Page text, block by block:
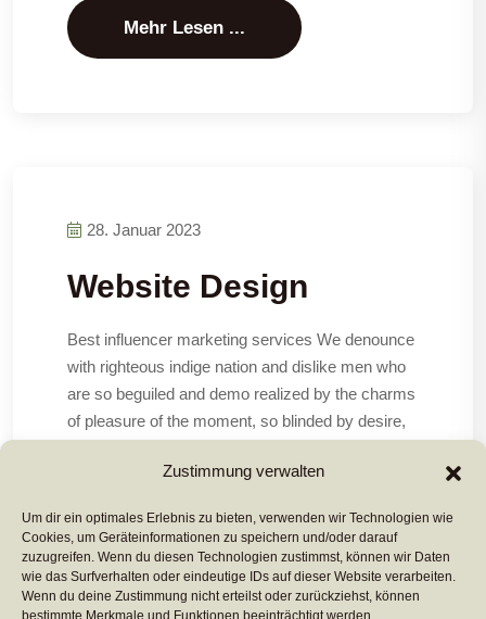
Zustimmung verwalten
Um dir ein optimales Erlebnis zu bieten, verwenden wir Technologien wie
Cookies, um Geräteinformationen zu speichern und/oder darauf
zuzugreifen. Wenn du diesen Technologien zustimmst, können wir Daten
wie das Surfverhalten oder eindeutige IDs auf dieser Website verarbeiten.
Wenn du deine Zustimmung nicht erteilst oder zurückziehst, können
bestimmte Merkmale und Funktionen beeinträchtigt werden.
Mehr Lesen ...
28. Januar 2023
Website Design
Best influencer marketing services We denounce
with righteous indige nation and dislike men who
are so beguiled and demo realized by the charms
of pleasure of the moment, so blinded by desire,
are bound to ensue cannot
Mehr Lesen ...